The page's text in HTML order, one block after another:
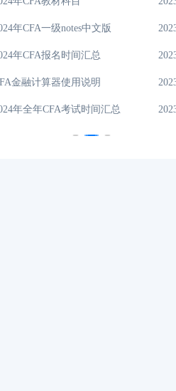
年CFA一级notes中文版
年CFA报名时间汇总
金融计算器使用说明
年全年CFA考试时间汇总